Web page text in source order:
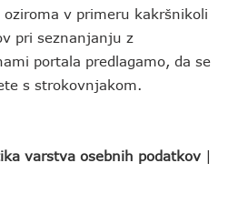
v primeru kakršnikoli
pri seznanjanju z
portala predlagamo, da se
s strokovnjakom.
varstva osebnih podatkov |